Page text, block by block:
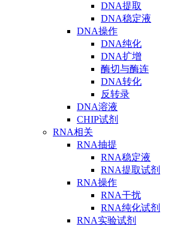
DNA提取
DNA稳定液
DNA操作
DNA纯化
DNA扩增
酶切与酶连
DNA转化
反转录
DNA溶液
CHIP试剂
RNA相关
RNA抽提
RNA稳定液
RNA提取试剂
RNA操作
RNA干扰
RNA纯化试剂
RNA实验试剂